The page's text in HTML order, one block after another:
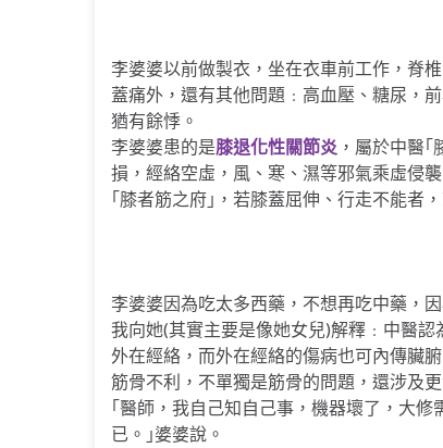
李婆婆以前做製衣，坐在衣車前工作，脊
蓋痛外，還有其他問題﹕高血壓、糖尿，
猶有餘悸。
李婆婆患的是膝退化性關節炎 ，屬於中醫
損，經絡空虛，風、寒、濕等邪氣乘虛侵
｢膝者筋之府｣，若膝蓋屈伸、行走不能者
李婆婆因為吃太多西藥，不想再吃中藥，
我向她(其實主要是像她女兒)解釋﹕中醫
外在經絡，而外在經絡的傷病也可內傳臟
筋骨不利，不單獨是筋骨的問題，還涉及
｢醫師，我自己知自己事，機器壞了，大
已。｣婆婆說。